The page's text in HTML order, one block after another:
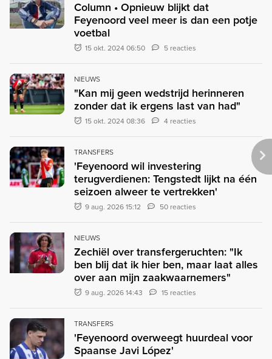
Column • Opnieuw blijkt dat
Feyenoord veel meer is dan een potje
voetbal
15 okt. 2024 06:50 5 reacties
NIEUWS
"Kan mij geen wedstrijd herinneren
zonder dat ik ergens last van had"
15 okt. 2024 08:36 4 reacties
TRANSFERS
'Feyenoord wil investering
terugverdienen: Tengstedt lijkt na één
seizoen alweer te vertrekken'
9 aug. 2026 15:12 50 reacties
NIEUWS
Zechiël over transfergeruchten: "Ik
ben blij dat ik hier ben, maar laat alles
over aan mijn zaakwaarnemers"
9 aug. 2026 14:43 15 reacties
TRANSFERS
'Feyenoord overweegt huurdeal voor
Spaanse Javi López'